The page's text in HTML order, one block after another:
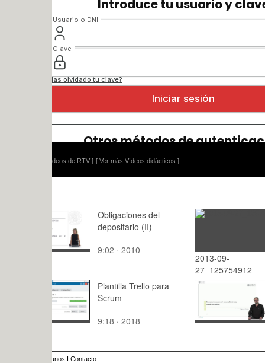
[ Ver más Vídeos didácticos ]
Obligaciones del
depositario (II)
9:02 · 2010
27_125754912
Plantilla Trello para
Scrum
9:18 · 2018
9:50 · 2021